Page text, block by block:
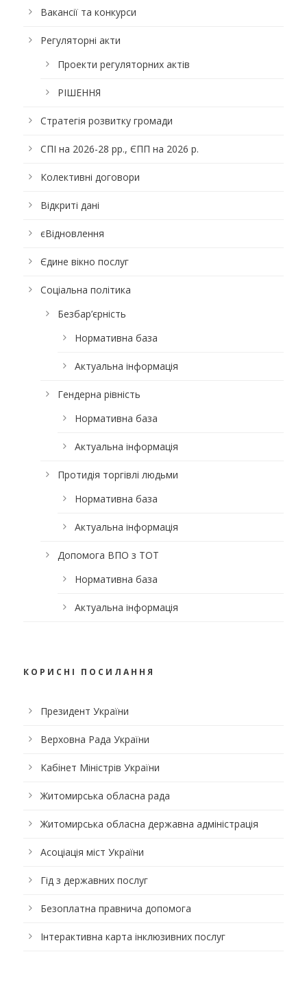
Вакансії та конкурси
Регуляторні акти
Проекти регуляторних актів
РІШЕННЯ
Стратегія розвитку громади
СПІ на 2026-28 рр., ЄПП на 2026 р.
Колективні договори
Відкриті дані
єВідновлення
Єдине вікно послуг
Соціальна політика
Безбар’єрність
Нормативна база
Актуальна інформація
Гендерна рівність
Нормативна база
Актуальна інформація
Протидія торгівлі людьми
Нормативна база
Актуальна інформація
Допомога ВПО з ТОТ
Нормативна база
Актуальна інформація
КОРИСНІ ПОСИЛАННЯ
Президент України
Верховна Рада України
Кабінет Міністрів України
Житомирська обласна рада
Житомирська обласна державна адміністрація
Асоціація міст України
Гід з державних послуг
Безоплатна правнича допомога
Інтерактивна карта інклюзивних послуг